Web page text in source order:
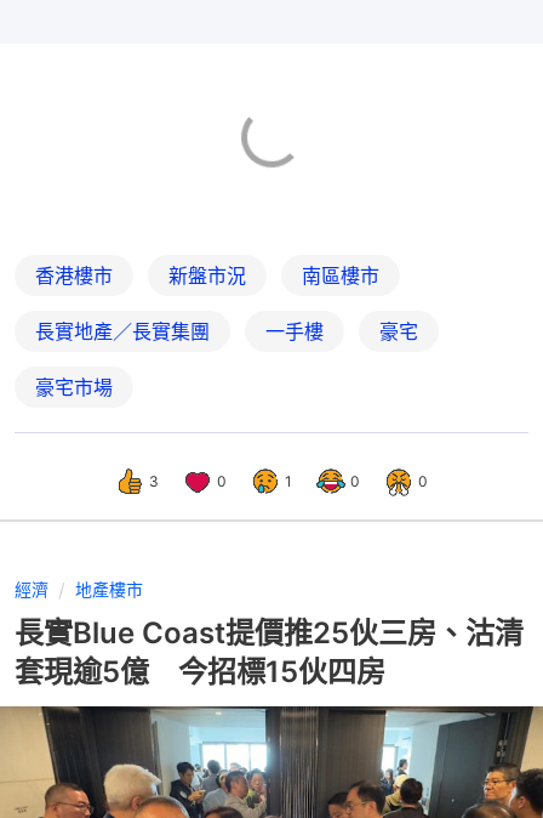
香港樓市 新盤市況 南區樓市
長實地產／長實集團 一手樓 豪宅
豪宅市場
3 0 1 0 0
經濟 地產樓市
長實Blue Coast提價推25伙三房、沽清
套現逾5億 今招標15伙四房